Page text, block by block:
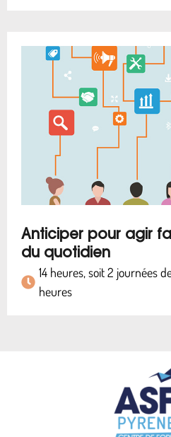
Anticiper pour agir
du quotidien
14 heures, soit 2 journées
heures